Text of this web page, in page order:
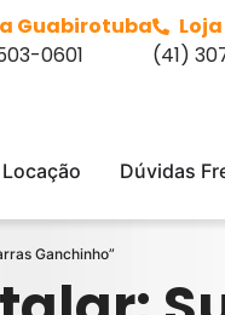
Guabirotuba
0601
(41)
Locação Dúvidas
Ganchinho”